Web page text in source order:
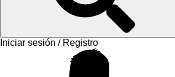
Iniciar sesión / Registro